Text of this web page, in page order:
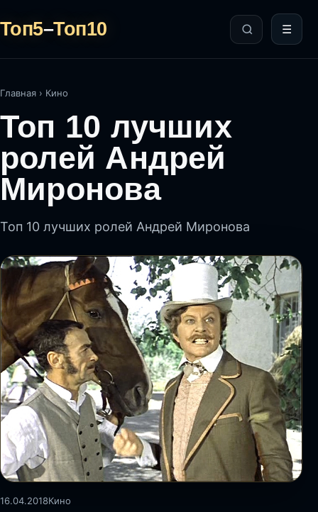
Топ5–Топ10 ☰
Главная › Кино
Топ 10 лучших
ролей Андрей
Миронова
Топ 10 лучших ролей Андрей Миронова
16.04.2018Кино